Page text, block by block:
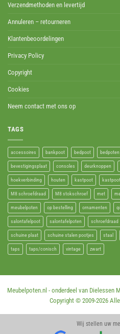
Verzendmethoden en levertijd
Annuleren – retourneren
Klantenbeoordelingen
Privacy Policy
Copyright
Cookies
Neem contact met ons op
TAGS
accessoires bankpoot bedpoot bedpoten
bevestigingsplaat consoles deurknoppen
hoekverbinding houten kastpoot
M8 schroefdraad M8 stokschroef met
meubelpoten op bestelling ornamenten
salontafelpoot salontafelpoten schroefdraad
schuine plaat schuine stalen pootjes staal
taps taps/conisch vintage zwart
Meubelpoten.nl - onderdeel van Dielessen
Copyright © 2009-2026
Wij stellen uw